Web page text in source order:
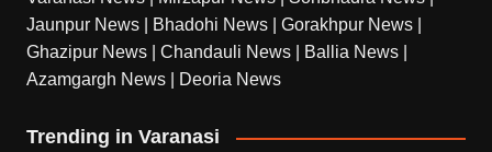
Jaunpur News
Bhadohi News Gorakhpur News
Ghazipur News
Chandauli News Ballia News
Azamgargh News
Deoria News
Trending in Varanasi